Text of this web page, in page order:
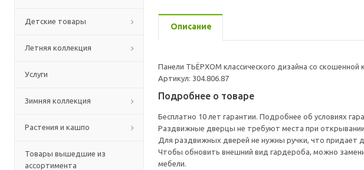
Детские товары
Летняя коллекция
Услуги
Зимняя коллекция
Растения и кашпо
Товары вышедшие из
ассортимента
Описание
Панели ТЬЁРХОМ классического дизайна со скошенной
Артикул: 304.806.87
Подробнее о товаре
Бесплатно 10 лет гарантии. Подробнее об условиях
Раздвижные дверцы не требуют места при
Для раздвижных дверей не нужны ручки, что придает
Чтобы обновить внешний вид гардероба, можно
мебели.